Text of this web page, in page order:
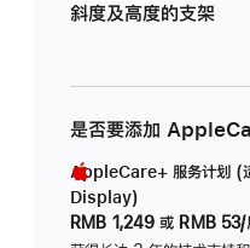
斜度及高度的支架
是否要添加
AppleCare+ 服务计划 (
Display)
RMB 1,249 或 RMB